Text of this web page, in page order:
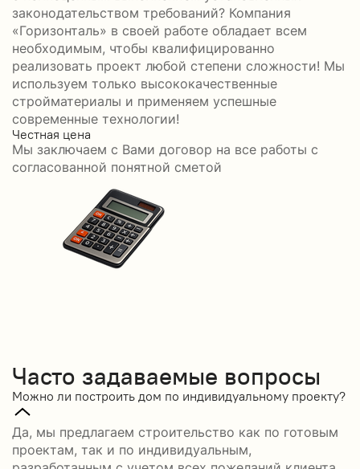
законодательством требований? Компания
«Горизонталь» в своей работе обладает всем
необходимым, чтобы квалифицированно
реализовать проект любой степени сложности! Мы
используем только высококачественные
стройматериалы и применяем успешные
современные технологии!
Честная цена
Мы заключаем с Вами договор на все работы с
согласованной понятной сметой
Часто задаваемые вопросы
Можно ли построить дом по индивидуальному проекту?
Да, мы предлагаем строительство как по готовым
проектам, так и по индивидуальным,